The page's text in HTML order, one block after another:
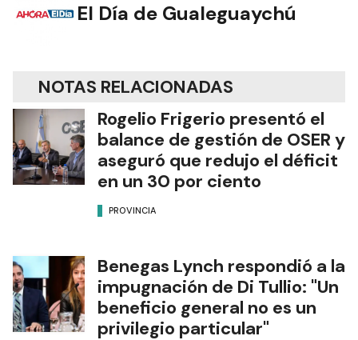
El Día de Gualeguaychú
NOTAS RELACIONADAS
Rogelio Frigerio presentó el
balance de gestión de OSER y
aseguró que redujo el déficit
en un 30 por ciento
PROVINCIA
Benegas Lynch respondió a la
impugnación de Di Tullio: "Un
beneficio general no es un
privilegio particular"